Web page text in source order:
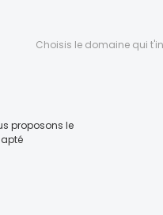
Choisis le domaine qui
proposons le